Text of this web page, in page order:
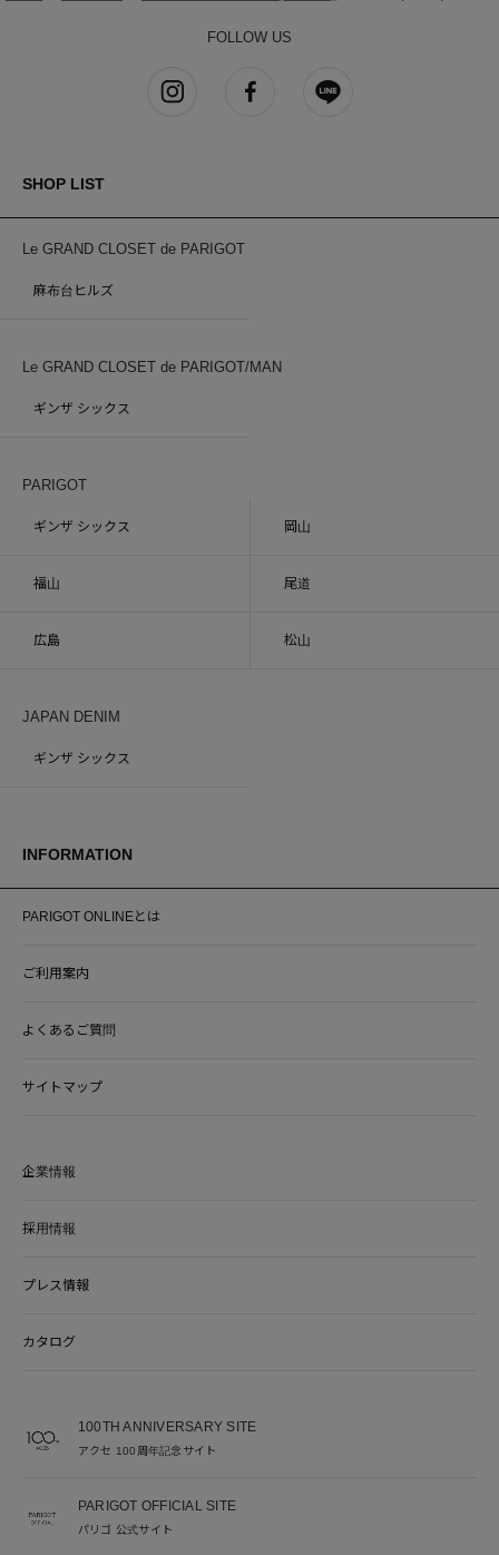
FOLLOW US
SHOP LIST
Le GRAND CLOSET de PARIGOT
麻布台ヒルズ
Le GRAND CLOSET de PARIGOT/MAN
ギンザ シックス
PARIGOT
ギンザ シックス 岡山
福山 尾道
広島 松山
JAPAN DENIM
ギンザ シックス
INFORMATION
PARIGOT ONLINEとは
ご利用案内
よくあるご質問
サイトマップ
企業情報
採用情報
プレス情報
カタログ
100TH ANNIVERSARY SITE
アクセ 100周年記念サイト
PARIGOT OFFICIAL SITE
パリゴ 公式サイト